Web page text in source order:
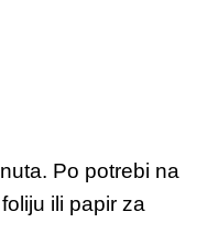
Po potrebi na
ili papir za